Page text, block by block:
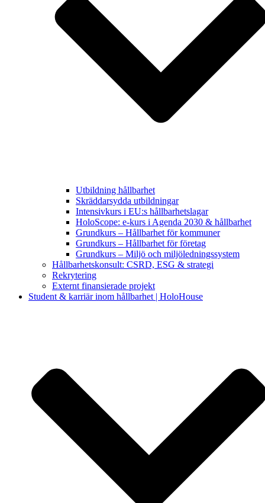
Utbildning hållbarhet
Skräddarsydda utbildningar
Intensivkurs i EU:s hållbarhetslagar
HoloScope: e-kurs i Agenda 2030 & hållbarhet
Grundkurs – Hållbarhet för kommuner
Grundkurs – Hållbarhet för företag
Grundkurs – Miljö och miljöledningssystem
Hållbarhetskonsult: CSRD, ESG & strategi
Rekrytering
Externt finansierade projekt
Student & karriär inom hållbarhet | HoloHouse